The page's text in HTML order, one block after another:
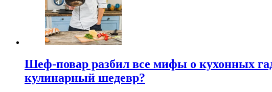
Шеф-повар разбил все мифы о кухонных
кулинарный шедевр?